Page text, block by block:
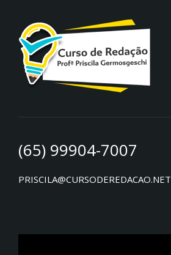
(65) 99904-7007
PRISCILA@CURSODEREDACAO.NET